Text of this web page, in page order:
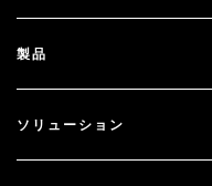
製品
SecurID
ソリューション